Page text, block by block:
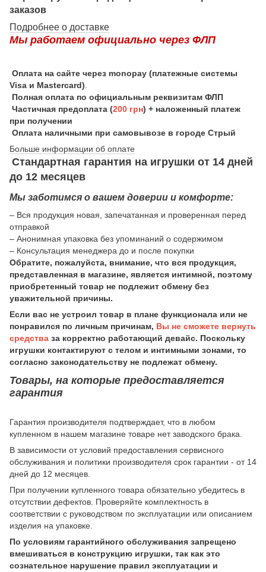
заказов
Подробнее о доставке
Мы работаем официально через ФЛП
Оплата на сайте через monopay (платежные системы
Visa и Mastercard)
Полная оплата по официальным реквизитам ФЛП
Частичная предоплата (200 грн) + наложенный платеж
при получении
Оплата наличными при самовывозе в городе Стрый
Больше информации об оплате
Стандартная гарантия на игрушки от 14 дней
до 12 месяцев
Мы заботимся о вашем доверии и комфорте:
– Вся продукция новая, запечатанная и проверенная перед
отправкой
– Анонимная упаковка без упоминаний о содержимом
– Консультация менеджера до и после покупки
Обратите, пожалуйста, внимание, что вся продукция,
представленная в магазине, является интимной, поэтому
приобретенный товар не подлежит обмену без
уважительной причины.
Если вас не устроил товар в плане функционала или не
понравился по личным причинам, Вы не сможете вернуть
средства за корректно работающий девайс. Поскольку
игрушки контактируют с телом и интимными зонами, то
согласно законодательству не подлежат обмену.
Товары, на которые предоставляется
гарантия
Гарантия производителя подтверждает, что в любом
купленном в нашем магазине товаре нет заводского брака.
В зависимости от условий предоставления сервисного
обслуживания и политики производителя срок гарантии - от 14
дней до 12 месяцев.
При получении купленного товара обязательно убедитесь в
отсутствии дефектов. Проверяйте комплектность в
соответствии с руководством по эксплуатации или описанием
изделия на упаковке.
По условиям гарантийного обслуживания запрещено
вмешиваться в конструкцию игрушки, так как это
сознательное нарушение правил эксплуатации и